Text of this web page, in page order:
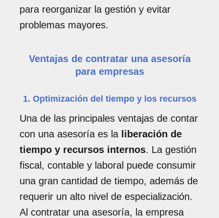
para reorganizar la gestión y evitar
problemas mayores.
Ventajas de contratar una asesoría
para empresas
1. Optimización del tiempo y los recursos
Una de las principales ventajas de contar
con una asesoría es la liberación de
tiempo y recursos internos. La gestión
fiscal, contable y laboral puede consumir
una gran cantidad de tiempo, además de
requerir un alto nivel de especialización.
Al contratar una asesoría, la empresa